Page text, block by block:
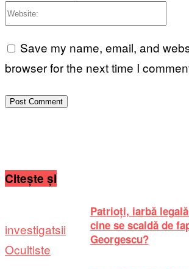
Save my name, email, and
browser for the next time I
Citește și
investigatsii
Ocultiste
Patrioți, iarbă
cine se scaldă de
Georgescu?